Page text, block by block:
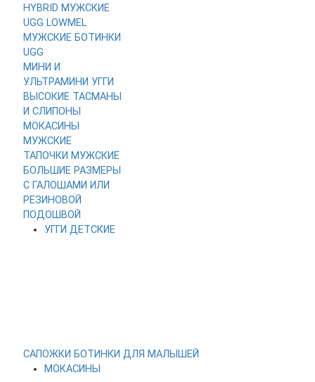
HYBRID МУЖСКИЕ
UGG LOWMEL
МУЖСКИЕ БОТИНКИ
UGG
МИНИ И
УЛЬТРАМИНИ УГГИ
ВЫСОКИЕ ТАСМАНЫ
И СЛИПОНЫ
МОКАСИНЫ
МУЖСКИЕ
ТАПОЧКИ МУЖСКИЕ
БОЛЬШИЕ РАЗМЕРЫ
С ГАЛОШАМИ ИЛИ
РЕЗИНОВОЙ
ПОДОШВОЙ
УГГИ ДЕТСКИЕ
САПОЖКИ БОТИНКИ ДЛЯ МАЛЫШЕЙ
МОКАСИНЫ